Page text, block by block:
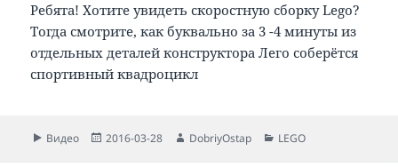
Ребята! Хотите увидеть скоростную сборку Lego?
Тогда смотрите, как буквально за 3 -4 минуты из
отдельных деталей конструктора Лего соберётся
спортивный квадроцикл
Формат
Видео Опубликовано
2016-03-28 Автор
DobriyOstap Рубрики
LEGO